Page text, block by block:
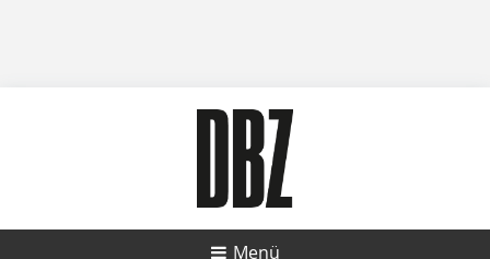
Menü